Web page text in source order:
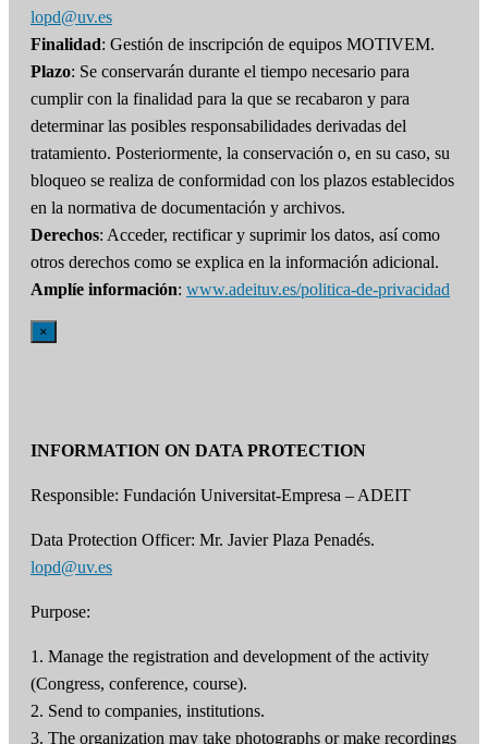
lopd@uv.es
Finalidad: Gestión de inscripción de equipos MOTIVEM.
Plazo: Se conservarán durante el tiempo necesario para
cumplir con la finalidad para la que se recabaron y para
determinar las posibles responsabilidades derivadas del
tratamiento. Posteriormente, la conservación o, en su caso, su
bloqueo se realiza de conformidad con los plazos establecidos
en la normativa de documentación y archivos.
Derechos: Acceder, rectificar y suprimir los datos, así como
otros derechos como se explica en la información adicional.
Amplíe información: www.adeituv.es/politica-de-privacidad
×
INFORMATION ON DATA PROTECTION
Responsible: Fundación Universitat-Empresa – ADEIT
Data Protection Officer: Mr. Javier Plaza Penadés.
lopd@uv.es
Purpose:
1. Manage the registration and development of the activity
(Congress, conference, course).
2. Send to companies, institutions.
3. The organization may take photographs or make recordings